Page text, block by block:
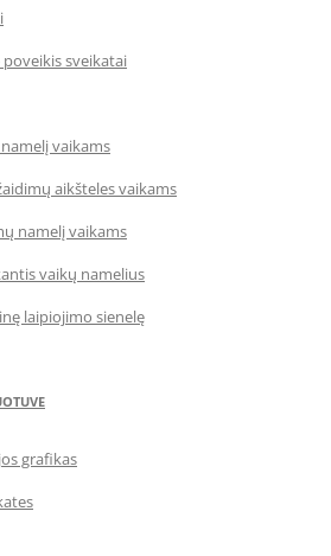
sveikatai
vaikams
aikšteles vaikams
namelį vaikams
vaikų namelius
laipiojimo sienelę
grafikas